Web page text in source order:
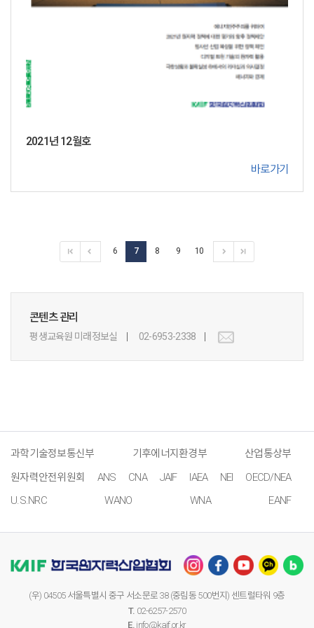
2021년 12월호
바로가기
6 7 8 9 10
콘텐츠 관리
평생교육원 미래정보실 02-6953-2338
과학기술정보통신부 기후에너지환경부
산업통상부
원자력안전위원회
ANS CNA JAIF IAEA NEI
OECD/NEA
U.S.NRC
WANO WNA EANF
(우) 04505 서울특별시 중구 서소문로 38 (중림동 500번지) 센트럴타워 9층
T. 02-6257-2570
E. info@kaif.or.kr